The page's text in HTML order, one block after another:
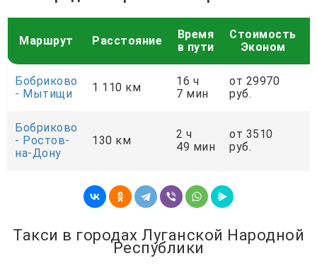
Маршрут Расстояние
Время
в пути
Стоимость
Эконом
Бобриково
- Мытищи
1 110 км
16 ч
7 мин
от 29970
руб.
Бобриково
- Ростов-
на-Дону
130 км
2 ч
49 мин
от 3510
руб.
Такси в городах Луганской Народной
Республики